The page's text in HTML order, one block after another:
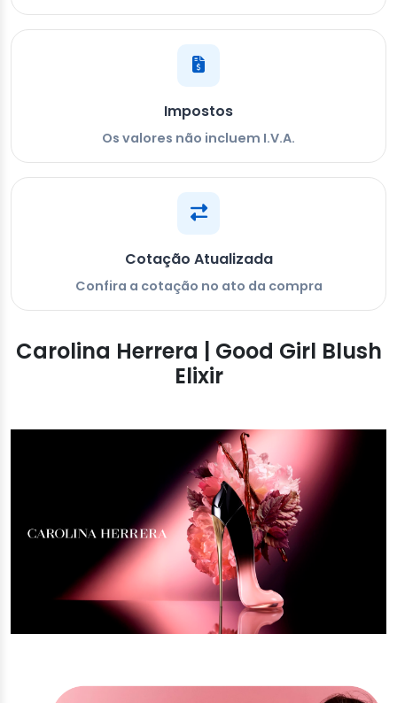
Impostos
Os valores não incluem I.V.A.
Cotação Atualizada
Confira a cotação no ato da compra
Carolina Herrera | Good Girl Blush
Elixir